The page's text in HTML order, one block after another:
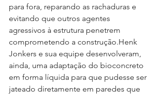
para fora, reparando as rachaduras e
evitando que outros agentes
agressivos à estrutura penetrem
comprometendo a construção.Henk
Jonkers e sua equipe desenvolveram,
ainda, uma adaptação do bioconcreto
em forma líquida para que pudesse ser
jateado diretamente em paredes que